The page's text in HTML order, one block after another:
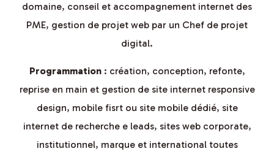
domaine, conseil et accompagnement internet des
PME, gestion de projet web par un Chef de projet
digital.
Programmation: création, conception, refonte,
reprise en main et gestion de site internet responsive
design, mobile fisrt ou site mobile dédié, site
internet de recherche e leads, sites web corporate,
institutionnel, marque et international toutes